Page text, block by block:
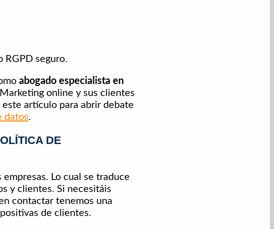
RGPD seguro.
abogado especialista en
online y sus clientes
artículo para abrir debate
datos.
DE
Lo cual se traduce
y clientes. Si necesitáis
contactar tenemos una
de clientes.